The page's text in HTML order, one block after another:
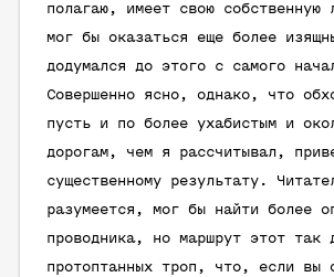
полагаю, имеет свою собственную
мог бы оказаться еще более
додумался до этого с самого
Совершенно ясно, однако, что
пусть и по более ухабистым и
дорогам, чем я рассчитывал,
существенному результату.
разумеется, мог бы найти более
проводника, но маршрут этот так
протоптанных троп, что, если вы